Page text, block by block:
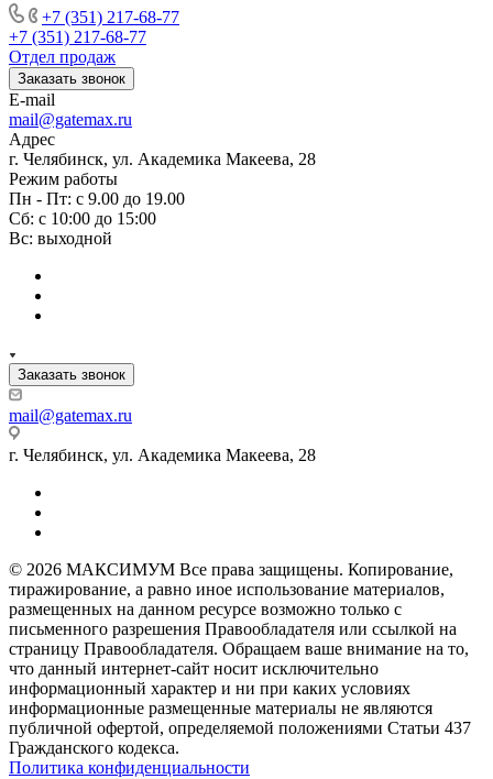
+7 (351) 217-68-77
+7 (351) 217-68-77
Отдел продаж
Заказать звонок
E-mail
mail@gatemax.ru
Адрес
г. Челябинск, ул. Академика Макеева, 28
Режим работы
Пн - Пт: с 9.00 до 19.00
Сб: с 10:00 до 15:00
Вс: выходной
Заказать звонок
mail@gatemax.ru
г. Челябинск, ул. Академика Макеева, 28
© 2026 МАКСИМУМ Все права защищены. Копирование,
тиражирование, а равно иное использование материалов,
размещенных на данном ресурсе возможно только с
письменного разрешения Правообладателя или ссылкой на
страницу Правообладателя. Обращаем ваше внимание на то,
что данный интернет-сайт носит исключительно
информационный характер и ни при каких условиях
информационные размещенные материалы не являются
публичной офертой, определяемой положениями Статьи 437
Гражданского кодекса.
Политика конфиденциальности